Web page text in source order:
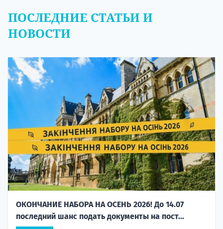
ПОСЛЕДНИЕ СТАТЬИ И
НОВОСТИ
ОКОНЧАНИЕ НАБОРА НА ОСЕНЬ 2026! До 14.07
последний шанс подать документы на пост...